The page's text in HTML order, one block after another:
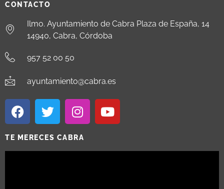
CONTACTO
Ilmo. Ayuntamiento de Cabra Plaza de España, 14
14940, Cabra, Córdoba
957 52 00 50
ayuntamiento@cabra.es
TE MERECES CABRA